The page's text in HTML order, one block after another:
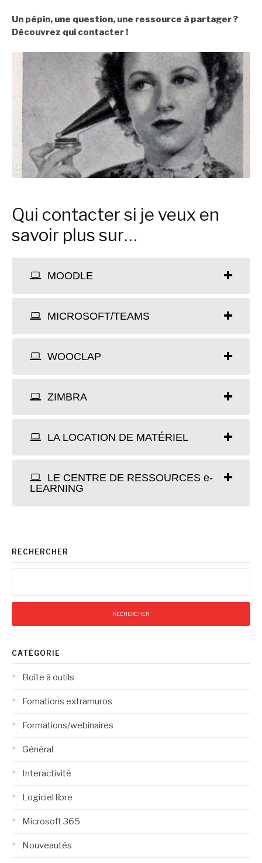
Un pépin, une question, une ressource à partager ?
Découvrez qui contacter !
Qui contacter si je veux en
savoir plus sur…
MOODLE
MICROSOFT/TEAMS
WOOCLAP
ZIMBRA
LA LOCATION DE MATÉRIEL
LE CENTRE DE RESSOURCES e-
LEARNING
RECHERCHER
CATÉGORIE
Boîte à outils
Fomations extramuros
Formations/webinaires
Général
Interactivité
Logiciel libre
Microsoft 365
Nouveautés